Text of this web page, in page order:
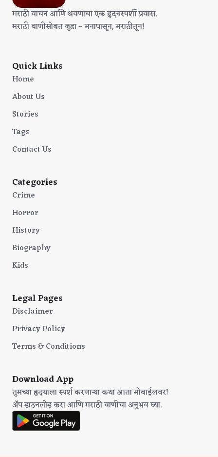
मराठी वाचन आणि श्रवणाचा एक हृदयस्पर्शी प्रवास.
मराठी वाणीसोबत जुडा – मनापासून, मराठीतून!
Quick Links
Home
About Us
Stories
Tags
Contact Us
Categories
Crime
Horror
History
Biography
Kids
Legal Pages
Disclaimer
Privacy Policy
Terms & Conditions
Download App
तुमच्या हृदयाला स्पर्श करणाऱ्या कथा आता मोबाईलवर!
अ‍ॅप डाउनलोड करा आणि मराठी वाणीचा अनुभव घ्या.